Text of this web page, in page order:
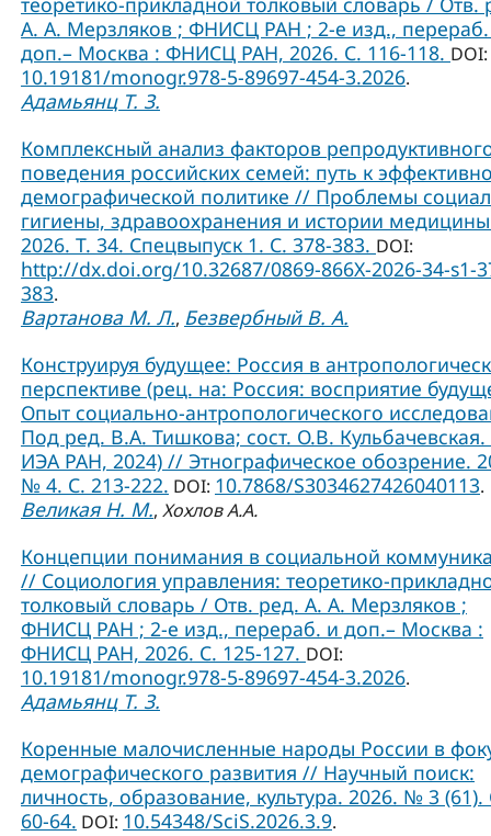
А. А. Мерзляков ; ФНИСЦ РАН ; 2-е изд.,
доп.– Москва : ФНИСЦ РАН, 2026. С. 116-118. DOI:
10.19181/monogr.978-5-89697-454-3.2026.
Адамьянц Т. З.
Комплексный анализ факторов
поведения российских семей: путь к
демографической политике // Проблемы
гигиены, здравоохранения и истории
2026. Т. 34. Спецвыпуск 1. С. 378-383. DOI:
http://dx.doi.org/10.32687/0869-866X-2026-34-s1-
383.
Вартанова М. Л., Безвербный В. А.
Конструируя будущее: Россия в
перспективе (рец. на: Россия: восприятие
Опыт социально-антропологического
Под ред. В.А. Тишкова; сост. О.В.
ИЭА РАН, 2024) // Этнографическое обозрение.
№ 4. С. 213-222. DOI: 10.7868/S3034627426040113.
Великая Н. М., Хохлов А.А.
Концепции понимания в социальной
// Социология управления: теоретико-
толковый словарь / Отв. ред. А. А. Мерзляков ;
ФНИСЦ РАН ; 2-е изд., перераб. и доп.– Москва :
ФНИСЦ РАН, 2026. С. 125-127. DOI:
10.19181/monogr.978-5-89697-454-3.2026.
Адамьянц Т. З.
Коренные малочисленные народы России в
демографического развития // Научный поиск:
личность, образование, культура. 2026. № 3 (61).
60-64. DOI: 10.54348/SciS.2026.3.9.